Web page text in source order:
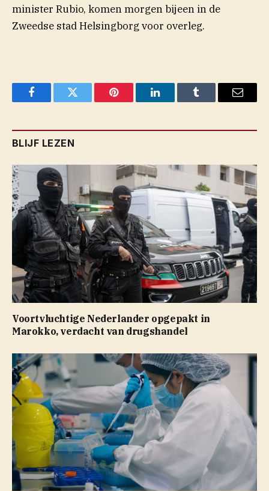
minister Rubio, komen morgen bijeen in de
Zweedse stad Helsingborg voor overleg.
FacebookTwitter Pinterest LinkedInTumblr Email
BLIJF LEZEN
Voortvluchtige Nederlander opgepakt in
Marokko, verdacht van drugshandel